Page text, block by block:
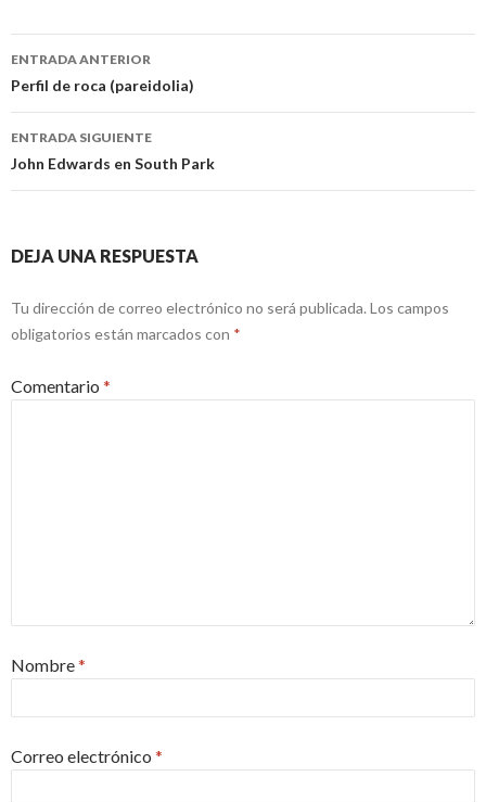
Navegación
de
entradas
ENTRADA ANTERIOR
Perfil de roca (pareidolia)
ENTRADA SIGUIENTE
John Edwards en South Park
DEJA UNA RESPUESTA
Tu dirección de correo electrónico no será publicada. Los campos
obligatorios están marcados con *
Comentario *
Nombre*
Correo electrónico *